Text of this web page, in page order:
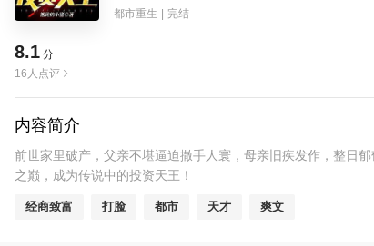
都市重生 | 完结
8.1 分
16人点评
内容简介
前世家里破产，父亲不堪逼迫撒手人寰，母亲旧疾发作，整日
之巅，成为传说中的投资天王！
经商致富 打脸 都市 天才 爽文